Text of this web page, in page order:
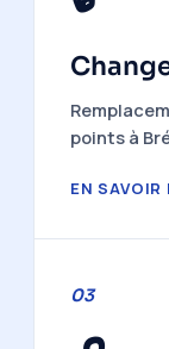
points à
EN
03